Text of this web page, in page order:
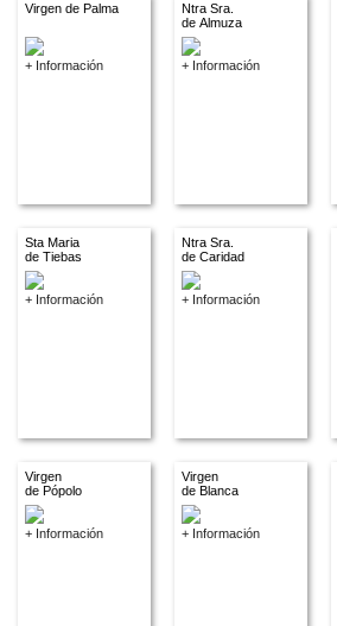
Virgen de Palma
+ Información
Ntra Sra.
de Almuza
+ Información
Sta Maria
de Tiebas
+ Información
Ntra Sra.
de Caridad
+ Información
Virgen
de Pópolo
+ Información
Virgen
de Blanca
+ Información